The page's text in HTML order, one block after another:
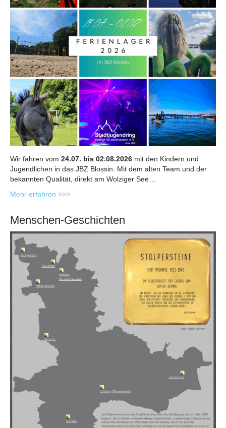
Wir fahren vom 24.07. bis 02.08.2026 mit den Kindern und
Jugendlichen in das JBZ Blossin. Mit dem alten Team und der
bekannten Qualität, direkt am Wolziger See…
Mehr erfahren >>>
Menschen-Geschichten